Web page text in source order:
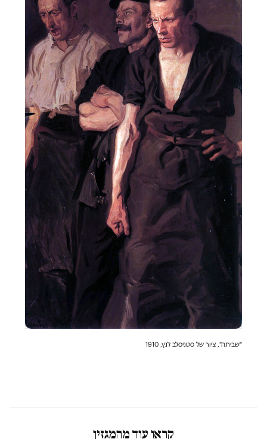
"שביתה", ציור של סטניסלב לנץ, 1910
קראו עוד מהמגזין